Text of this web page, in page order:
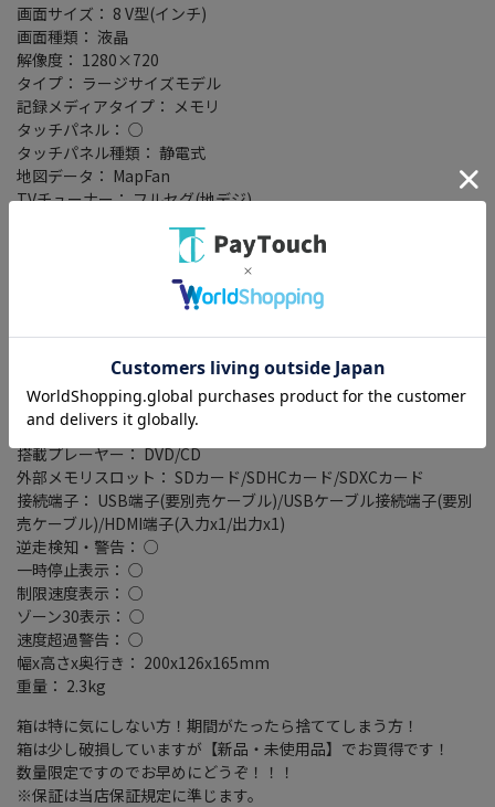
画面サイズ： 8 V型(インチ)
画面種類： 液晶
解像度： 1280×720
タイプ： ラージサイズモデル
記録メディアタイプ： メモリ
タッチパネル： ○
タッチパネル種類： 静電式
地図データ： MapFan
TVチューナー： フルセグ(地デジ)
Bluetooth： Bluetooth 4.2+EDR
ハンズフリー機能： ○
ETC2.0： ○
VICSWIDE： ○
スマートIC考慮検索： ○
ミラーリング対応： ○
搭載プレーヤー： DVD/CD
外部メモリスロット： SDカード/SDHCカード/SDXCカード
接続端子： USB端子(要別売ケーブル)/USBケーブル接続端子(要別
売ケーブル)/HDMI端子(入力x1/出力x1)
逆走検知・警告： ○
一時停止表示： ○
制限速度表示： ○
ゾーン30表示： ○
速度超過警告： ○
幅x高さx奥行き： 200x126x165mm
重量： 2.3kg
箱は特に気にしない方！期間がたったら捨ててしまう方！
箱は少し破損していますが【新品・未使用品】でお買得です！
数量限定ですのでお早めにどうぞ！！！
※保証は当店保証規定に準じます。